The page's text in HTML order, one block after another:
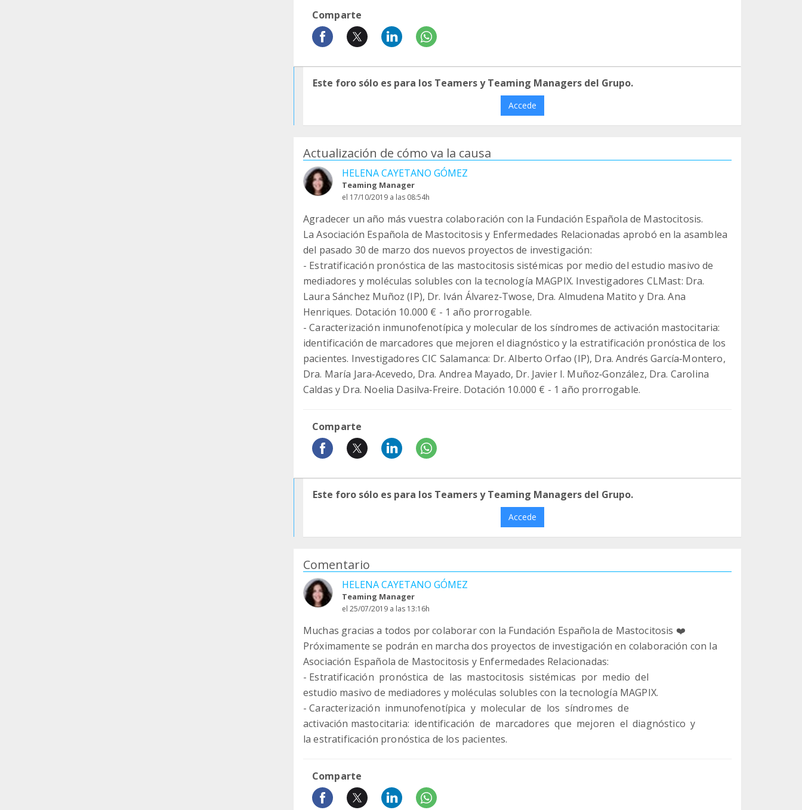
Comparte
Este foro sólo es para los Teamers y Teaming Managers del Grupo.
Accede
Actualización de cómo va la causa
HELENA CAYETANO GÓMEZ
Teaming Manager
el 17/10/2019 a las 08:54h
Agradecer un año más vuestra colaboración con la Fundación Española de Mastocitosis.
La Asociación Española de Mastocitosis y Enfermedades Relacionadas aprobó en la asamblea
del pasado 30 de marzo dos nuevos proyectos de investigación:
- Estratificación pronóstica de las mastocitosis sistémicas por medio del estudio masivo de
mediadores y moléculas solubles con la tecnología MAGPIX. Investigadores CLMast: Dra.
Laura Sánchez Muñoz (IP), Dr. Iván Álvarez‐Twose, Dra. Almudena Matito y Dra. Ana
Henriques. Dotación 10.000 € - 1 año prorrogable.
- Caracterización inmunofenotípica y molecular de los síndromes de activación mastocitaria:
identificación de marcadores que mejoren el diagnóstico y la estratificación pronóstica de los
pacientes. Investigadores CIC Salamanca: Dr. Alberto Orfao (IP), Dra. Andrés García‐Montero,
Dra. María Jara‐Acevedo, Dra. Andrea Mayado, Dr. Javier I. Muñoz‐González, Dra. Carolina
Caldas y Dra. Noelia Dasilva‐Freire. Dotación 10.000 € - 1 año prorrogable.
Comparte
Este foro sólo es para los Teamers y Teaming Managers del Grupo.
Accede
Comentario
HELENA CAYETANO GÓMEZ
Teaming Manager
el 25/07/2019 a las 13:16h
Muchas gracias a todos por colaborar con la Fundación Española de Mastocitosis ❤️
Próximamente se podrán en marcha dos proyectos de investigación en colaboración con la
Asociación Española de Mastocitosis y Enfermedades Relacionadas:
- Estratificación pronóstica de las mastocitosis sistémicas por medio del
estudio masivo de mediadores y moléculas solubles con la tecnología MAGPIX.
- Caracterización inmunofenotípica y molecular de los síndromes de
activación mastocitaria: identificación de marcadores que mejoren el diagnóstico y
la estratificación pronóstica de los pacientes.
Comparte